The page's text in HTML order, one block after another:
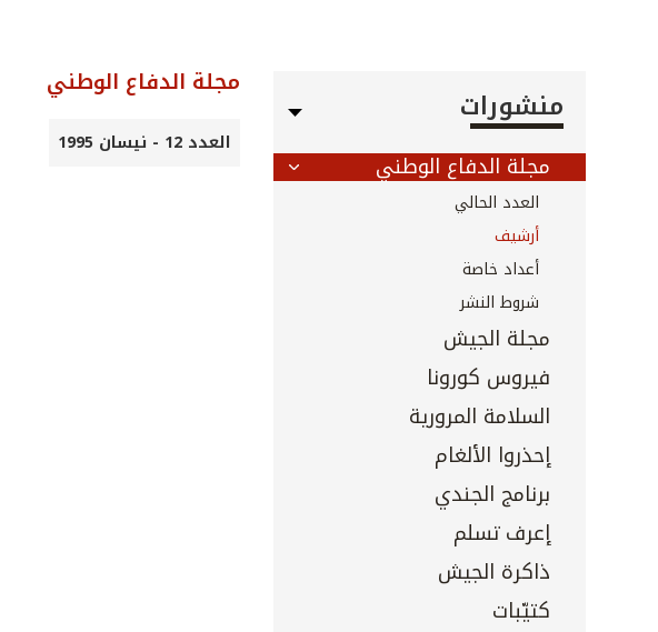
منشورات
مجلة الدفاع الوطني
العدد الحالي
أرشيف
أعداد خاصة
شروط النشر
مجلة الجيش
فيروس كورونا
السلامة المرورية
إحذروا الألغام
برنامج الجندي
إعرف تسلم
ذاكرة الجيش
كتيّبات
مجلة الدفاع الوطني
العدد 12 - نيسان 1995